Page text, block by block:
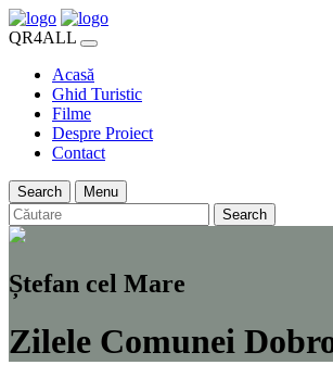
QR4ALL
Acasă
Ghid Turistic
Filme
Despre Proiect
Contact
Search
Menu
Search
Ștefan cel Mare
Zilele Comunei